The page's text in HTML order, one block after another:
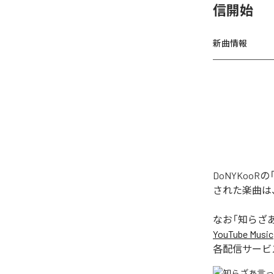
信開始
新曲情報
DoNYKooRの
された楽曲は
なお「知らざ
YouTube Music
各配信サービ